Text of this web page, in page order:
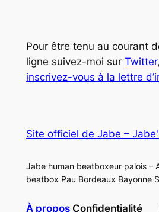
Pour être tenu au courant
ligne suivez-moi sur Twitter,
inscrivez-vous à la lettre
Site officiel de Jabe –
Jabe human beatboxeur palois –
beatbox Pau Bordeaux Bayonne
À propos Confidentialité